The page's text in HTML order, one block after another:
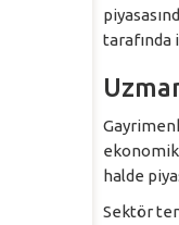
tarafında
ekonomik
halde
Sektör